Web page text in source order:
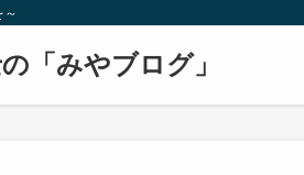
～
「みやブログ」